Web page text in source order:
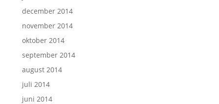
december 2014
november 2014
oktober 2014
september 2014
august 2014
juli 2014
juni 2014